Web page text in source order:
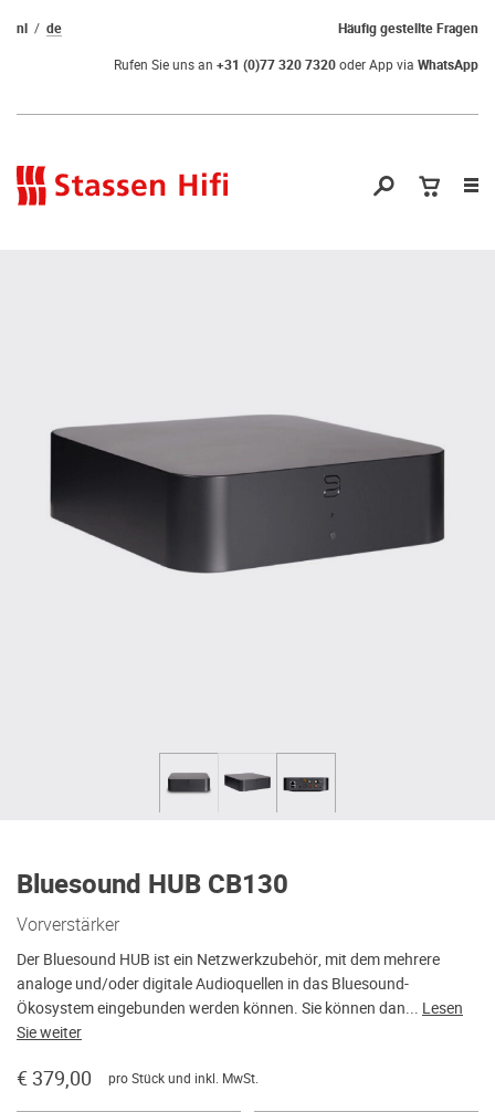
Häufig gestellte Fragen
nl de
Rufen Sie uns an +31 (0)77 320 7320oder App via WhatsApp
Bluesound HUB CB130
Vorverstärker
Der Bluesound HUB ist ein Netzwerkzubehör, mit dem mehrere
analoge und/oder digitale Audioquellen in das Bluesound-
Ökosystem eingebunden werden können. Sie können dan... Lesen
Sie weiter
€ 379,00 pro Stück und inkl. MwSt.